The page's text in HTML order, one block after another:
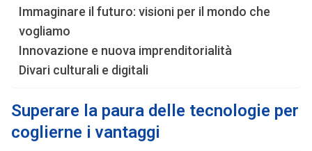
Immaginare il futuro: visioni per il mondo che
vogliamo
Innovazione e nuova imprenditorialità
Divari culturali e digitali
Superare la paura delle tecnologie per
coglierne i vantaggi